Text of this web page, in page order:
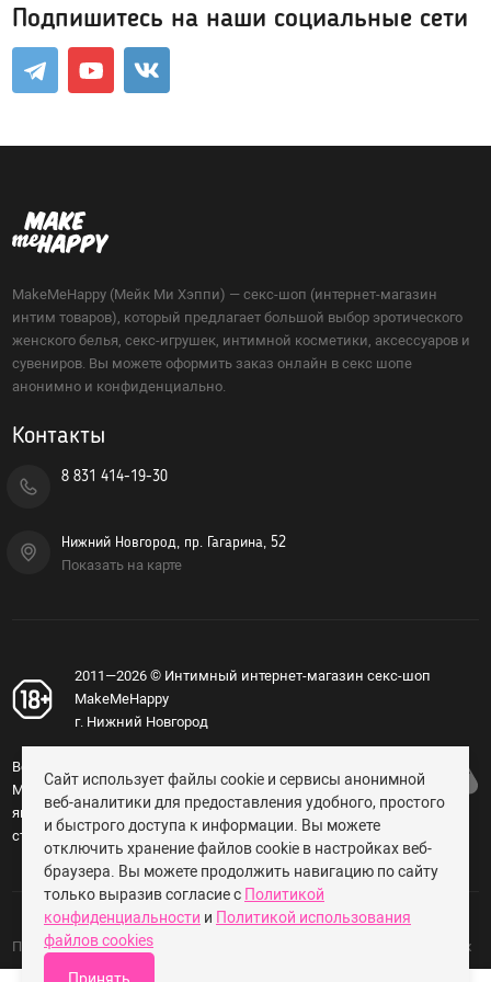
Возбуждающие средства
Для мужчин
Экстендеры-увеличение члена
Подарочные сертификаты
Упаковка, батарейки
Подпишитесь на наши социальные сети
MakeMeHappy (Мейк Ми Хэппи) — секс-шоп (интернет-магазин
интим товаров), который предлагает большой выбор эротического
женского белья, секс-игрушек, интимной косметики, аксессуаров и
сувениров. Вы можете оформить заказ онлайн в секс шопе
анонимно и конфиденциально.
Контакты
8 831 414-19-30
Нижний Новгород, пр. Гагарина, 52
Показать на карте
2011—2026 © Интимный интернет-магазин секс-шоп
MakeMeHappy
г. Нижний Новгород
Вся информация, изложенная на сайте
MakeMeHappy.ru, носит справочный характер и не
является публичной офертой, определяемой
статьёй 437 ГК РФ (18+).
Политика конфиденциальности и обработки персональных данных
Сайт использует файлы cookie и сервисы анонимной
веб-аналитики для предоставления удобного, простого
и быстрого доступа к информации. Вы можете
отключить хранение файлов cookie в настройках веб-
браузера. Вы можете продолжить навигацию по сайту
только выразив согласие с Политикой
конфиденциальности и Политикой использования
файлов cookies